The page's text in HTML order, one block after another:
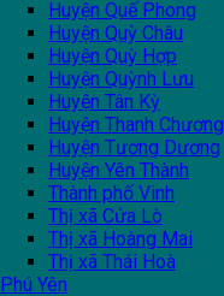
Huyện Quế Phong
Huyện Quỳ Châu
Huyện Quỳ Hợp
Huyện Quỳnh Lưu
Huyện Tân Kỳ
Huyện Thanh Chương
Huyện Tương Dương
Huyện Yên Thành
Thành phố Vinh
Thị xã Cửa Lò
Thị xã Hoàng Mai
Thị xã Thái Hoà
Phú Yên